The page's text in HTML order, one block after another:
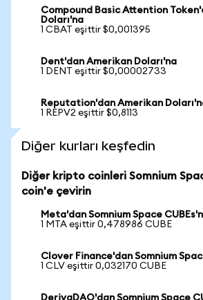
Compound Basic Attention
Doları'na
1 CBAT eşittir $0,001395
Dent'dan Amerikan Doları'na
1 DENT eşittir $0,00002733
Reputation'dan Amerikan
1 REPV2 eşittir $0,8113
Diğer kurları keşfedin
Diğer kripto coinleri Somnium
coin'e çevirin
Meta'dan Somnium Space
1 MTA eşittir 0,478986 CUBE
Clover Finance'dan Somnium
1 CLV eşittir 0,032170 CUBE
DerivaDAO'dan Somnium Space